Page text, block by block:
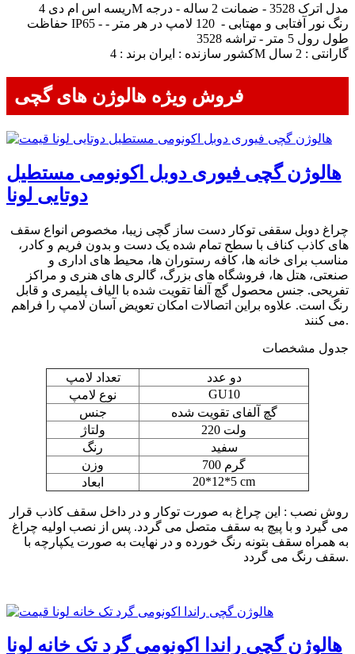
ریسه اس ام دی 4M مدل اترک 3528 - ضمانت 2 ساله - درجه
حفاظت IP65 - رنگ نور آفتابی و مهتابی - 120 لامپ در هر متر -
طول رول 5 متر - تراشه 3528
کشور سازنده : ایران برند : 4M گارانتی : 2 سال
فروش ویژه هالوژن های گچی
هالوژن گچی فیوری دوبل اکونومی مستطیل
دوتایی لونا
چراغ دوبل سقفی توکار دست ساز گچی زیبا، مخصوص انواع سقف
های کاذب کناف با سطح تمام شده یک دست و بدون فریم و کادر،
مناسب برای خانه ها، کافه رستوران ها، محیط های اداری و
صنعتی، هتل ها، فروشگاه های بزرگ، گالری های هنری و مراکز
تفریحی. جنس محصول گچ آلفا تقویت شده با الیاف پلیمری و قابل
رنگ است. علاوه براین اتصالات امکان تعویض آسان لامپ را فراهم
می کنند.
جدول مشخصات
تعداد لامپ
دو عدد
نوع لامپ
GU10
جنس
گچ آلفای تقویت شده
ولتاژ
220 ولت
رنگ
سفید
وزن
700 گرم
ابعاد
20*12*5 cm
روش نصب : این چراغ به صورت توکار و در داخل سقف کاذب قرار
می گیرد و با پیچ به سقف متصل می گردد. پس از نصب اولیه چراغ
به همراه سقف بتونه رنگ خورده و در نهایت به صورت یکپارچه با
سقف رنگ می گردد.
هالوژن گچی راندا اکونومی گرد تک خانه لونا